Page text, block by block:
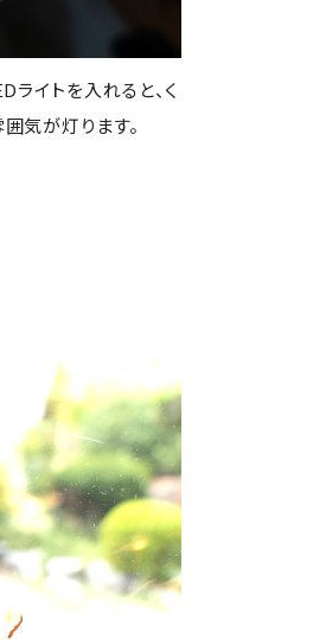
イトを入れると、く
気が灯ります。